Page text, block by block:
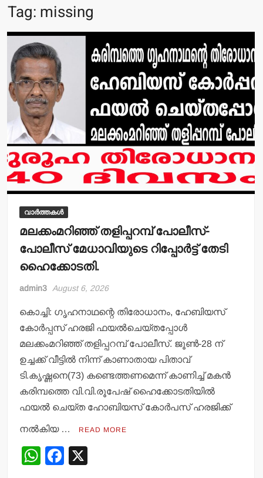
Tag: missing
വാർത്തകൾ
മലക്കംമറിഞ്ഞ് തളിപ്പറമ്പ് പോലീസ്-
പോലീസ് മേധാവിയുടെ റിപ്പോര്‍ട്ട് തേടി
ഹൈക്കോടതി.
admin3 August 6, 2026
കൊച്ചി: ഗൃഹനാഥന്റെ തിരോധാനം, ഹേബിയസ്
കോര്‍പ്പസ് ഹരജി ഫയല്‍ചെയ്തപ്പോള്‍
മലക്കംമറിഞ്ഞ് തളിപ്പറമ്പ് പോലീസ്. ജൂണ്‍-28 ന്
ഉച്ചക്ക് വീട്ടില്‍ നിന്ന് കാണാതായ പിതാവ്
ടി.കൃഷ്ണനെ(73) കണ്ടെത്തണമെന്ന് കാണിച്ച് മകന്‍
കരിമ്പത്തെ വി.വി.രൂപേഷ് ഹൈക്കോടതിയില്‍
ഫയല്‍ ചെയ്ത ഹോബിയസ് കോര്‍പസ് ഹരജിക്ക്
നല്‍കിയ … READ MORE
W F